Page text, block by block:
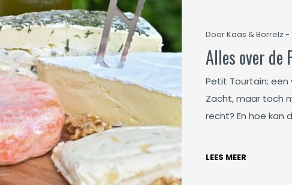
Door Kaas & Borrelz -
Alles over de
Petit Tourtain; een
Zacht, maar toch
recht? En hoe kan
LEES MEER